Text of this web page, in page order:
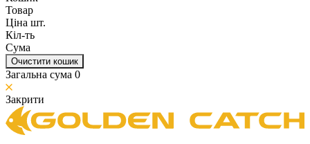
Товар
Ціна шт.
Кіл-ть
Сума
Очистити кошик
Загальна сума 0
Закрити